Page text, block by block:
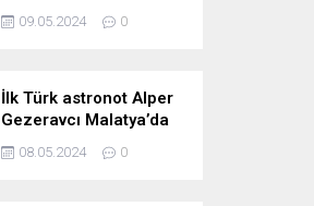
16’larla ilgili merak
edilenleri anlattı!
09.05.2024 0
İlk Türk astronot Alper
Gezeravcı Malatya’da
öğrencilerle bir araya
geldi!
08.05.2024 0